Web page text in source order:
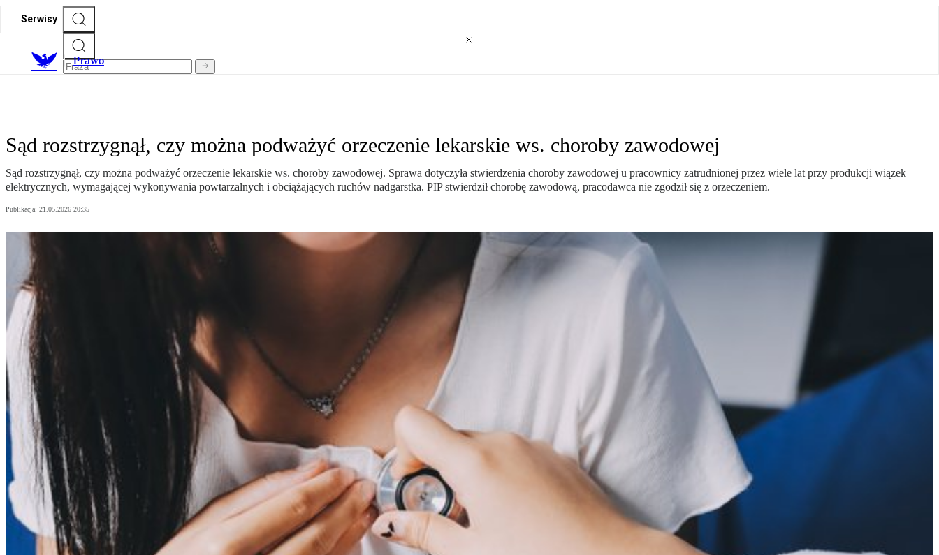
Serwisy
Prawo
Sąd rozstrzygnął, czy można podważyć orzeczenie lekarskie ws. choroby zawodowej
Sąd rozstrzygnął, czy można podważyć orzeczenie lekarskie ws. choroby zawodowej. Sprawa dotyczyła stwierdzenia choroby zawodowej u pracownicy zatrudnionej przez wiele lat przy produkcji wiązek
elektrycznych, wymagającej wykonywania powtarzalnych i obciążających ruchów nadgarstka. PIP stwierdził chorobę zawodową, pracodawca nie zgodził się z orzeczeniem.
Publikacja: 21.05.2026 20:35